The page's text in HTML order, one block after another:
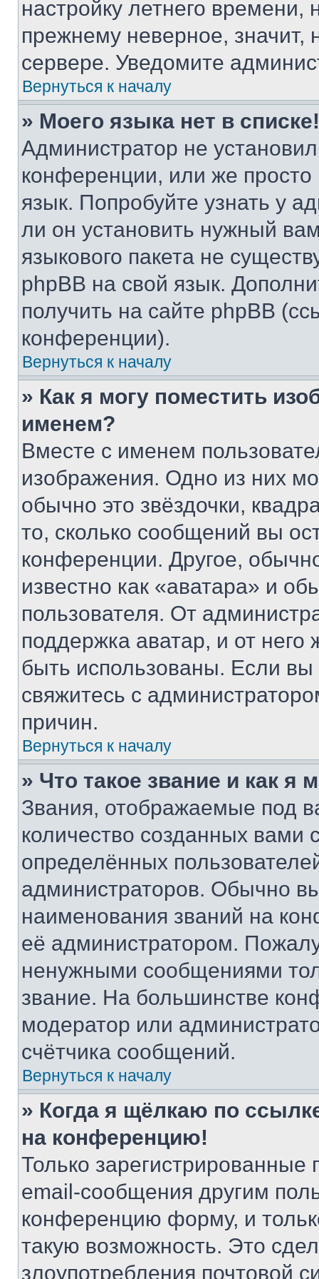
настройку летнего
прежнему неверное, значит,
сервере. Уведомите
Вернуться к началу
» Моего языка нет в списке!
Администратор не
конференции, или же
язык. Попробуйте узнать у
ли он установить нужный
языкового пакета не
phpBB на свой язык.
получить на сайте phpBB
конференции).
Вернуться к началу
» Как я могу поместить
именем?
Вместе с именем
изображения. Одно из них
обычно это звёздочки,
то, сколько сообщений вы
конференции. Другое,
известно как «аватара» и
пользователя. От
поддержка аватар, и от него
быть использованы. Если
свяжитесь с
причин.
Вернуться к началу
» Что такое звание и как я
Звания, отображаемые под
количество созданных
определённых
администраторов. Обычно
наименования званий на
её администратором.
ненужными сообщениями
звание. На большинстве
модератор или
счётчика сообщений.
Вернуться к началу
» Когда я щёлкаю по
на конференцию!
Только зарегистрированные
email-сообщения другим
конференцию форму, и
такую возможность. Это
злоупотребления почтовой